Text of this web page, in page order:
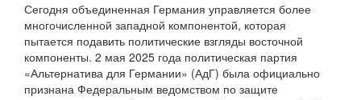
Сегодня объединенная Германия управляется более
многочисленной западной компонентой, которая
пытается подавить политические взгляды восточной
компоненты. 2 мая 2025 года политическая партия
«Альтернатива для Германии» (АдГ) была официально
признана Федеральным ведомством по защите